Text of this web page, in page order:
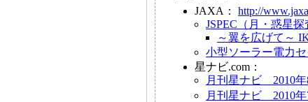
JAXA： http://
JSPEC（月・惑星
～翼を広げて～
小型ソーラー電力
星ナビ.com：
月刊星ナビ 2010年
月刊星ナビ 2010年